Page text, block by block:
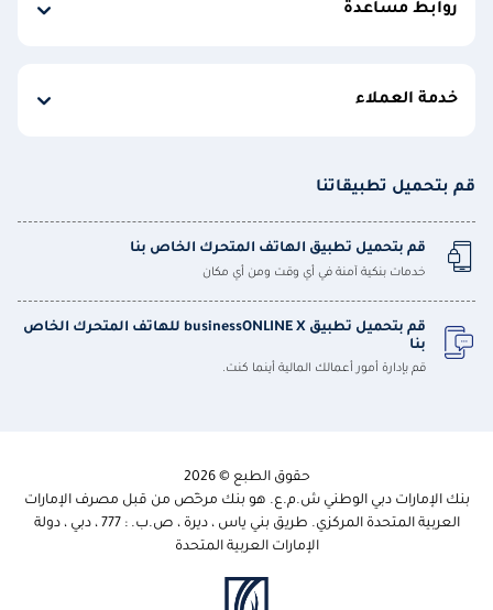
روابط مساعدة
خدمة العملاء
قم بتحميل تطبيقاتنا
قم بتحميل تطبيق الهاتف المتحرك الخاص بنا
خدمات بنكية آمنة في أي وقت ومن أي مكان
قم بتحميل تطبيق businessONLINE X للهاتف المتحرك الخاص
بنا
قم بإدارة أمور أعمالك المالية أينما كنت.
حقوق الطبع © 2026
بنك الإمارات دبي الوطني ش.م.ع. هو بنك مرخّص من قبل مصرف الإمارات
العربية المتحدة المركزي. طريق بني ياس ، ديرة ، ص.ب. : 777 ، دبي ، دولة
الإمارات العربية المتحدة